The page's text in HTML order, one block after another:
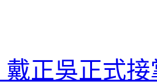
正吳正式